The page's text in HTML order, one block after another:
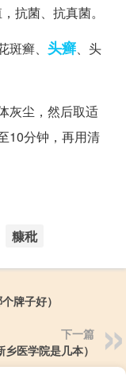
抗菌、抗真菌。
癣、 头癣、头
灰尘，然后取适
10分钟，再用清
糠秕
牌子好）
下一篇
医学院是几本）